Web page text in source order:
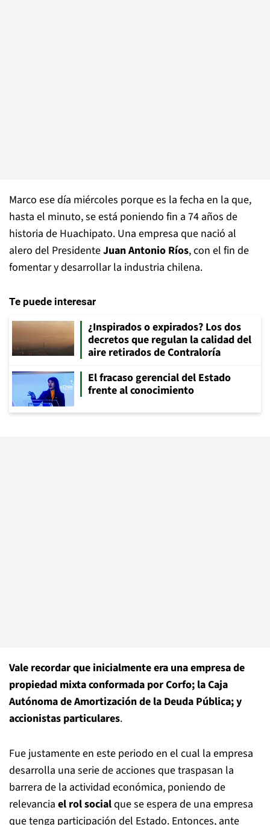
Marco ese día miércoles porque es la fecha en la que,
hasta el minuto, se está poniendo fin a 74 años de
historia de Huachipato. Una empresa que nació al
alero del PresidenteJuan Antonio Ríos, con el fin de
fomentar y desarrollar la industria chilena.
Te puede interesar
¿Inspirados o expirados? Los dos
decretos que regulan la calidad del
aire retirados de Contraloría
El fracaso gerencial del Estado
frente al conocimiento
Vale recordar que inicialmente era una empresa de
propiedad mixta conformada por Corfo; la Caja
Autónoma de Amortización de la Deuda Pública; y
accionistas particulares.
Fue justamente en este periodo en el cual la empresa
desarrolla una serie de acciones que traspasan la
barrera de la actividad económica, poniendo de
relevancia el rol socialque se espera de una empresa
que tenga participación del Estado. Entonces, ante